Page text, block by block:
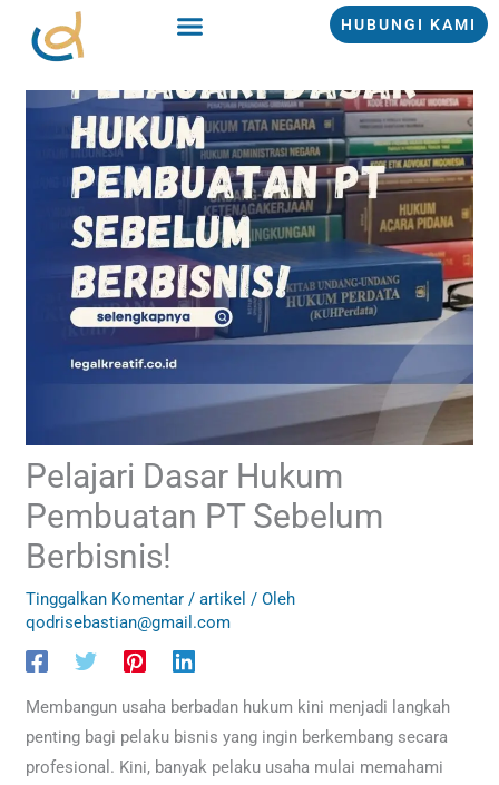
HUBUNGI KAMI
Pelajari Dasar Hukum
Pembuatan PT Sebelum
Berbisnis!
Tinggalkan Komentar /artikel / Oleh
qodrisebastian@gmail.com
Membangun usaha berbadan hukum kini menjadi langkah
penting bagi pelaku bisnis yang ingin berkembang secara
profesional. Kini, banyak pelaku usaha mulai memahami